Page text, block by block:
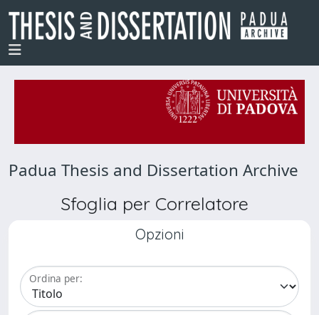
Padua Thesis and Dissertation Archive
Sfoglia per Correlatore
Opzioni
Ordina per: